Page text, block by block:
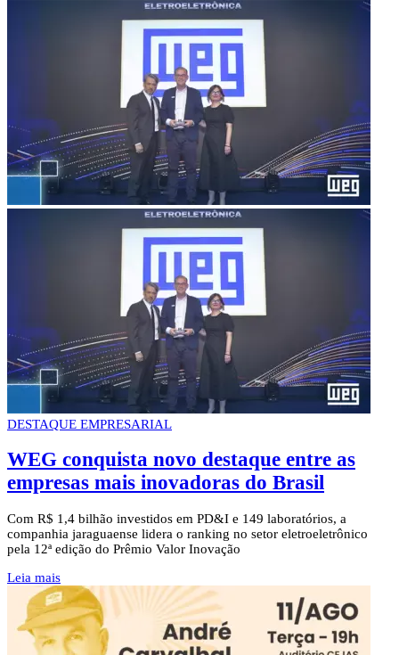
DESTAQUE EMPRESARIAL
WEG conquista novo destaque entre as
empresas mais inovadoras do Brasil
Com R$ 1,4 bilhão investidos em PD&I e 149 laboratórios, a
companhia jaraguaense lidera o ranking no setor eletroeletrônico
pela 12ª edição do Prêmio Valor Inovação
Leia mais